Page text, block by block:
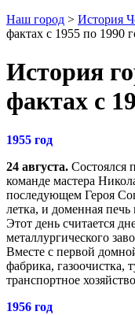
Наш город > История
фактах с 1955 по 1990
История
фактах с
1955 год
24 августа. Состоялся
команде мастера
последующем Героя
летка, и доменная
Этот день считается
металлургического
Вместе с первой
фабрика, газоочистка,
транспортное
1956 год